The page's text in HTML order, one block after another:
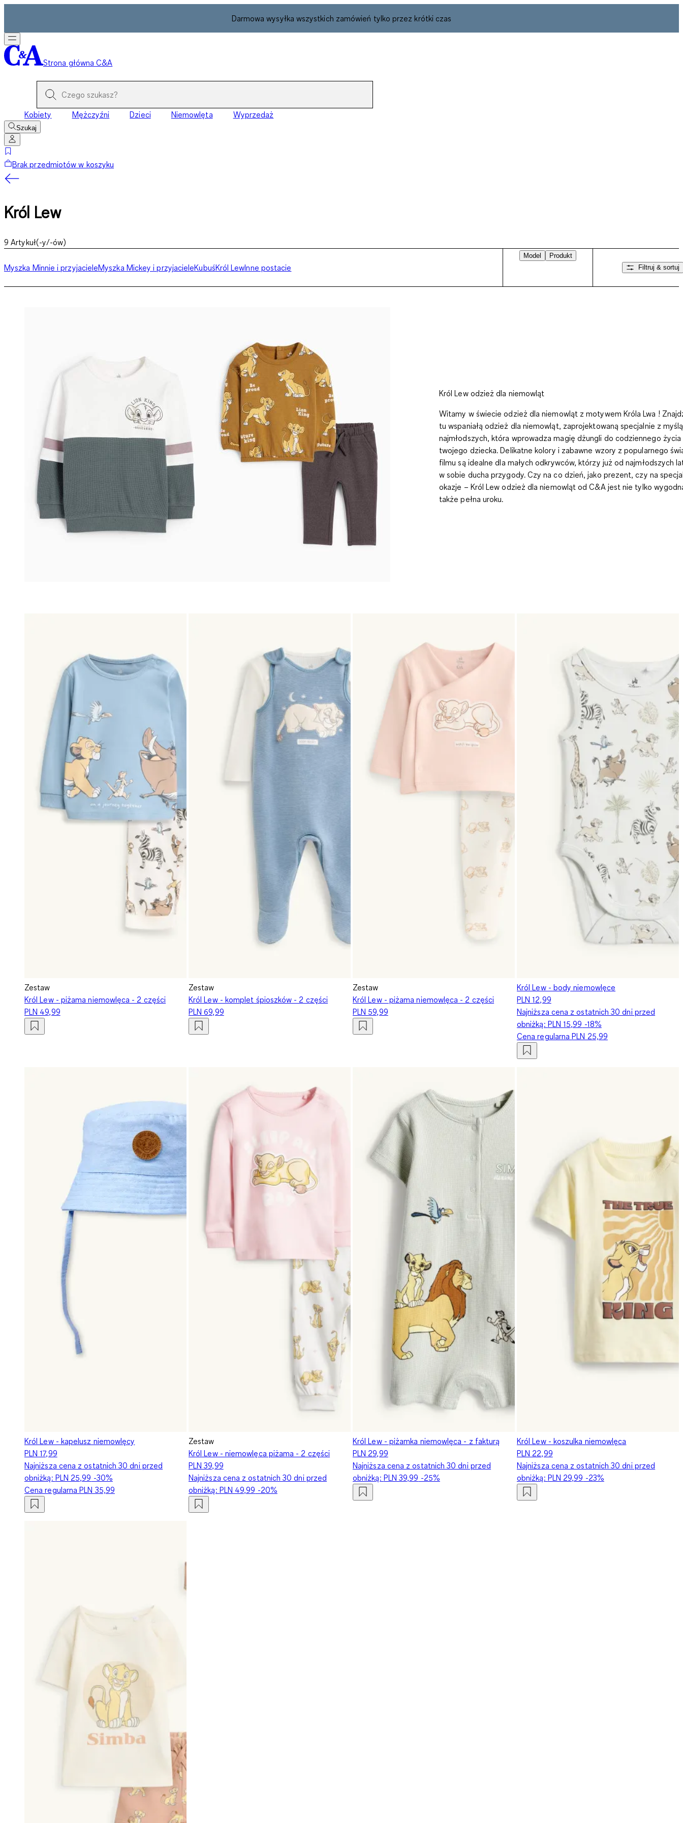
Darmowa wysyłka wszystkich zamówień tylko przez krótki czas
Strona główna C&A
Kobiety Mężczyźni Dzieci Niemowlęta Wyprzedaż
Szukaj
Brak przedmiotów w koszyku
Król Lew
9 Artykuł(-y/-ów)
Myszka Minnie i przyjacieleMyszka Mickey i przyjacieleKubuśKról LewInne postacie
Model
Produkt
Filtruj & sortuj
Król Lew odzież dla niemowląt
Witamy w świecie odzież dla niemowląt z motywem Króla Lwa !
tu wspaniałą odzież dla niemowląt, zaprojektowaną specjalnie z
najmłodszych, która wprowadza magię dżungli do codziennego życia
twojego dziecka. Delikatne kolory i zabawne wzory z popularnego
filmu są idealne dla małych odkrywców, którzy już od najmłodszych
w sobie ducha przygody. Czy na co dzień, jako prezent, czy na
okazje – Król Lew odzież dla niemowląt od C&A jest nie tylko
także pełna uroku.
Zestaw
Król Lew - piżama niemowlęca - 2 części
PLN 49,99
Zestaw
Król Lew - komplet śpioszków - 2 części
PLN 69,99
Zestaw
Król Lew - piżama niemowlęca - 2 części
PLN 59,99
Król Lew - body niemowlęce
PLN 12,99
Najniższa cena z ostatnich 30 dni przed
obniżką: PLN 15,99 -18%
Cena regularnaPLN 25,99
Król Lew - kapelusz niemowlęcy
PLN 17,99
Najniższa cena z ostatnich 30 dni przed
obniżką: PLN 25,99 -30%
Cena regularnaPLN 35,99
Zestaw
Król Lew - niemowlęca piżama - 2 części
PLN 39,99
Najniższa cena z ostatnich 30 dni przed
obniżką: PLN 49,99 -20%
Król Lew - piżamka niemowlęca - z fakturą
PLN 29,99
Najniższa cena z ostatnich 30 dni przed
obniżką: PLN 39,99 -25%
Król Lew - koszulka niemowlęca
PLN 22,99
Najniższa cena z ostatnich 30 dni przed
obniżką: PLN 29,99 -23%